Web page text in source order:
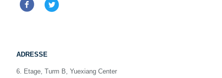
ADRESSE
6. Etage, Turm B, Yuexiang Center